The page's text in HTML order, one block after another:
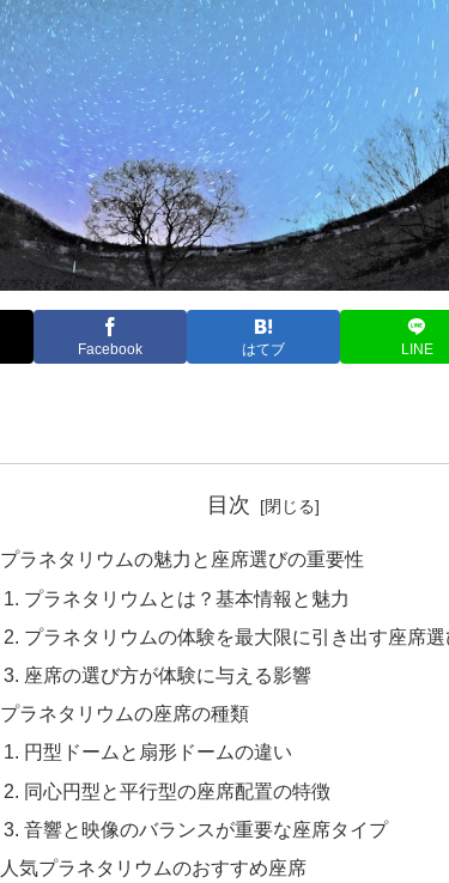
Facebook はてブ LINE
目次
プラネタリウムの魅力と座席選びの重要性
プラネタリウムとは？基本情報と魅力
プラネタリウムの体験を最大限に引き出す座席
座席の選び方が体験に与える影響
プラネタリウムの座席の種類
円型ドームと扇形ドームの違い
同心円型と平行型の座席配置の特徴
音響と映像のバランスが重要な座席タイプ
人気プラネタリウムのおすすめ座席